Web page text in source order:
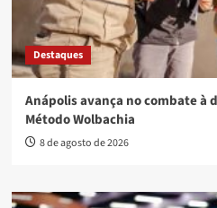
Destaques
Anápolis avança no combate à
Método Wolbachia
8 de agosto de 2026